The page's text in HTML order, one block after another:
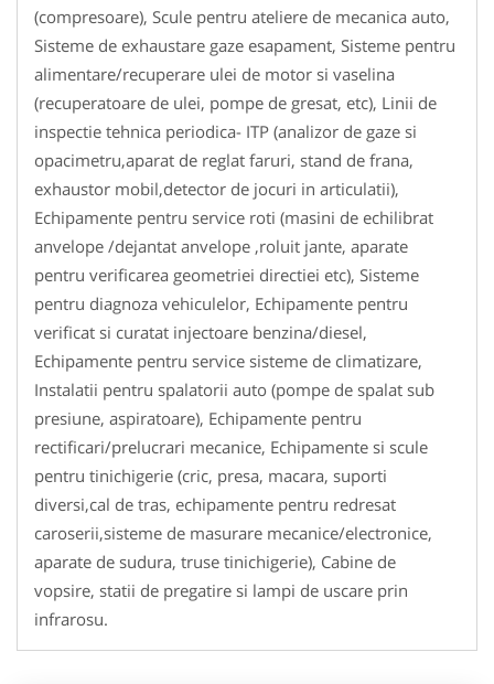
(compresoare), Scule pentru ateliere de mecanica auto,
Sisteme de exhaustare gaze esapament, Sisteme pentru
alimentare/recuperare ulei de motor si vaselina
(recuperatoare de ulei, pompe de gresat, etc), Linii de
inspectie tehnica periodica- ITP (analizor de gaze si
opacimetru,aparat de reglat faruri, stand de frana,
exhaustor mobil,detector de jocuri in articulatii),
Echipamente pentru service roti (masini de echilibrat
anvelope /dejantat anvelope ,roluit jante, aparate
pentru verificarea geometriei directiei etc), Sisteme
pentru diagnoza vehiculelor, Echipamente pentru
verificat si curatat injectoare benzina/diesel,
Echipamente pentru service sisteme de climatizare,
Instalatii pentru spalatorii auto (pompe de spalat sub
presiune, aspiratoare), Echipamente pentru
rectificari/prelucrari mecanice, Echipamente si scule
pentru tinichigerie (cric, presa, macara, suporti
diversi,cal de tras, echipamente pentru redresat
caroserii,sisteme de masurare mecanice/electronice,
aparate de sudura, truse tinichigerie), Cabine de
vopsire, statii de pregatire si lampi de uscare prin
infrarosu.